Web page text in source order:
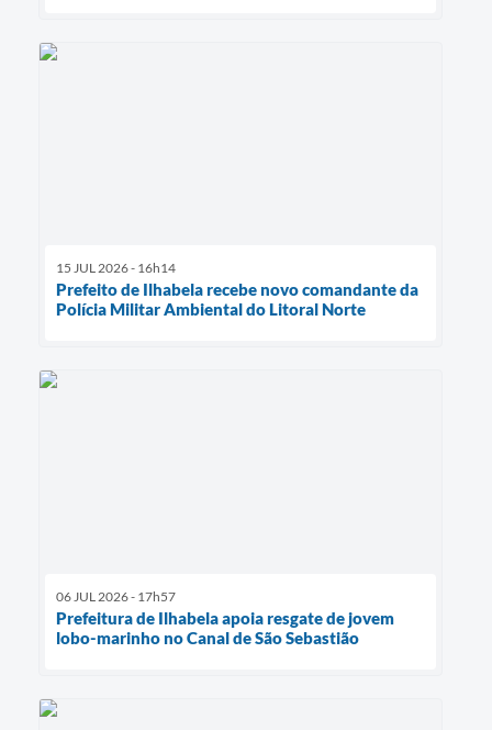
15 JUL 2026 - 16h14
Prefeito de Ilhabela recebe novo comandante da
Polícia Militar Ambiental do Litoral Norte
06 JUL 2026 - 17h57
Prefeitura de Ilhabela apoia resgate de jovem
lobo-marinho no Canal de São Sebastião